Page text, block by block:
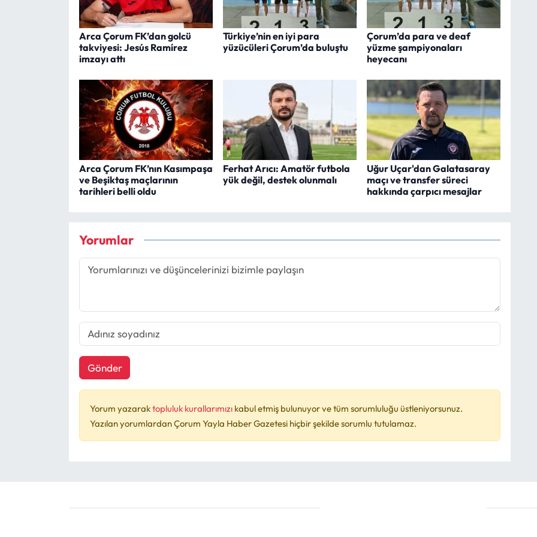
Arca Çorum FK’dan golcü
takviyesi: Jesús Ramírez
imzayı attı
Türkiye’nin en iyi para
yüzücüleri Çorum’da buluştu
Çorum’da para ve deaf
yüzme şampiyonaları
heyecanı
Arca Çorum FK’nın Kasımpaşa
ve Beşiktaş maçlarının
tarihleri belli oldu
Ferhat Arıcı: Amatör futbola
yük değil, destek olunmalı
Uğur Uçar'dan Galatasaray
maçı ve transfer süreci
hakkında çarpıcı mesajlar
Yorumlar
Gönder
Yorum yazaraktopluluk kurallarımızı kabul etmiş bulunuyor ve tüm sorumluluğu üstleniyorsunuz.
Yazılan yorumlardan Çorum Yayla Haber Gazetesi hiçbir şekilde sorumlu tutulamaz.